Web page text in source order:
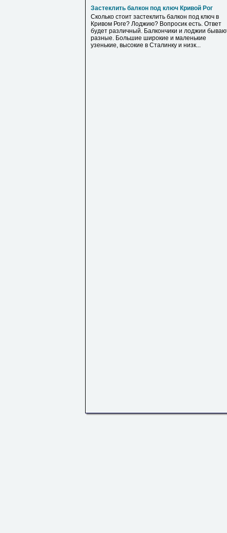
Застеклить балкон под ключ Кривой Рог
Сколько стоит застеклить балкон под ключ в
Кривом Роге? Лоджию? Вопросик есть. Ответ
будет различный. Балкончики и лоджии
разные. Большие широкие и маленькие
узенькие, высокие в Сталинку и низк...